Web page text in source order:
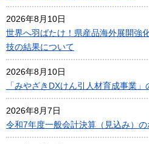
2026年8月10日
世界へ羽ばたけ！県産品海外展開強
技の結果について
2026年8月10日
「みやざきDXけん引人材育成事業
2026年8月7日
令和7年度一般会計決算（見込み）の